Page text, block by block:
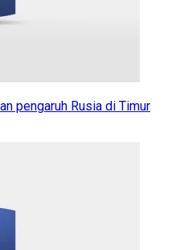
pengaruh Rusia di Timur